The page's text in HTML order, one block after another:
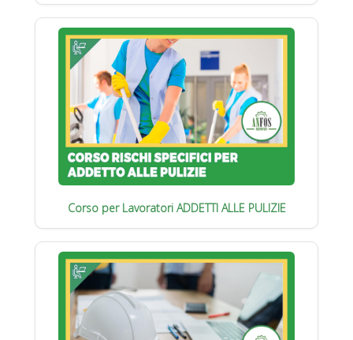
Corso per Lavoratori ADDETTI ALLE PULIZIE